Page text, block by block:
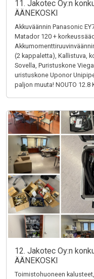
11. Jakotec Oy:n
ÄÄNEKOSKI
Akkuväännin Panasonic
Matador 120 +
(2 kappaletta), Kallistuva,
Sovella, Puristuskone
uristuskone Uponor
paljon muuta! NOUTO 12.8
12. Jakotec Oy:n
ÄÄNEKOSKI
Toimistohuoneen